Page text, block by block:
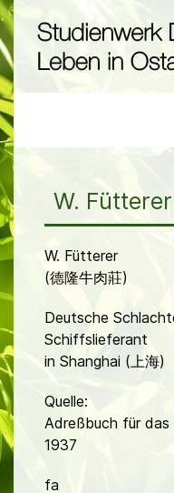
W. Fütterer
W. Fütterer
(德隆牛肉莊)
Deutsche
Schiffslieferant
in Shanghai (上海)
Quelle:
Adreßbuch für
1937
fa